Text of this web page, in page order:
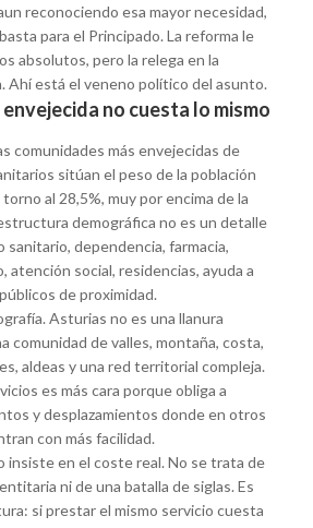
reconociendo esa mayor necesidad,
para el Principado. La reforma le
absolutos, pero la relega en la
Ahí está el veneno político del asunto.
no cuesta lo mismo
comunidades más envejecidas de
sitúan el peso de la población
al 28,5%, muy por encima de la
demográfica no es un detalle
dependencia, farmacia,
social, residencias, ayuda a
de proximidad.
Asturias no es una llanura
comunidad de valles, montaña, costa,
aldeas y una red territorial compleja.
es más cara porque obliga a
y desplazamientos donde en otros
con más facilidad.
insiste en el coste real. No se trata de
ni de una batalla de siglas. Es
si prestar el mismo servicio cuesta